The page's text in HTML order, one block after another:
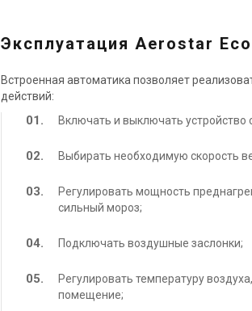
Эксплуатация Aerostar
Встроенная автоматика позволяет
действий:
Включать и выключать устройство
Выбирать необходимую скорость
Регулировать мощность
сильный мороз;
Подключать воздушные заслонки;
Регулировать температуру
помещение;